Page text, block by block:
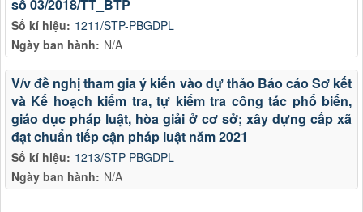
Số kí hiệu: 1211/STP-PBGDPL
Ngày ban hành: N/A
số 03/2018/TT_BTP
Số kí hiệu: 1213/STP-PBGDPL
Ngày ban hành: N/A
V/v đề nghị tham gia ý kiến vào dự thảo Báo cáo Sơ kết
và Kế hoạch kiểm tra, tự kiểm tra công tác phổ biến,
giáo dục pháp luật, hòa giải ở cơ sở; xây dựng cấp xã
đạt chuẩn tiếp cận pháp luật năm 2021